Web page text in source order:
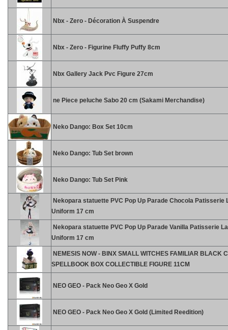
Nbx - Zero - Décoration À Suspendre
Nbx - Zero - Figurine Fluffy Puffy 8cm
Nbx Gallery Jack Pvc Figure 27cm
ne Piece peluche Sabo 20 cm (Sakami Merchandise)
Neko Dango: Box Set 10cm
Neko Dango: Tub Set brown
Neko Dango: Tub Set Pink
Nekopara statuette PVC Pop Up Parade Chocola Patisserie
Uniform 17 cm
Nekopara statuette PVC Pop Up Parade Vanilla Patisserie
Uniform 17 cm
NEMESIS NOW - BINX SMALL WITCHES FAMILIAR BLACK
SPELLBOOK BOX COLLECTIBLE FIGURE 11CM
NEO GEO - Pack Neo Geo X Gold
NEO GEO - Pack Neo Geo X Gold (Limited Reedition)